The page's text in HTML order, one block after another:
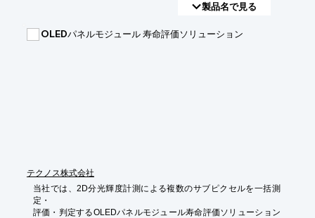
製品名で見る
OLEDパネルモジュール 寿命評価ソリューション
テクノス株式会社
当社では、2D分光輝度計測による複数のサブピクセルを一括測
定・
評価・判定するOLEDパネルモジュール寿命評価ソリューション